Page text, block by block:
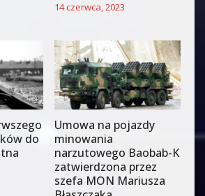
14 czerwca, 2023
do
Umowa na pojazdy
minowania
narzutowego Baobab-K
zatwierdzona przez
szefa MON Mariusza